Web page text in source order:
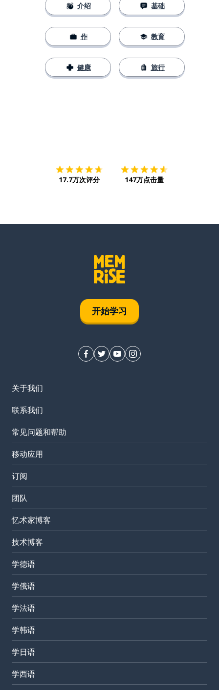
介绍
作
健康
基础
教育
旅行
17.7万次评分 147万点击量
开始学习
关于我们
联系我们
常见问题和帮助
移动应用
订阅
团队
忆术家博客
技术博客
学德语
学俄语
学法语
学韩语
学日语
学西语